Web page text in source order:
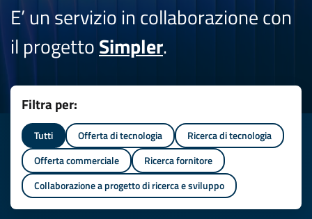
E’ un servizio in collaborazione con
il progettoSimpler.
Filtra per:
Tutti Offerta di tecnologia
Ricerca di tecnologia
Offerta commerciale
Ricerca fornitore
Collaborazione a progetto di ricerca e sviluppo